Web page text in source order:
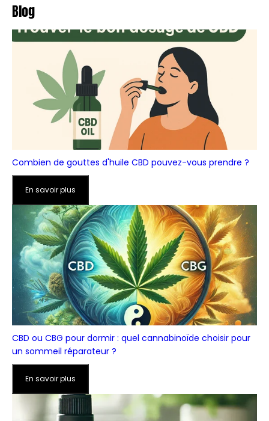
Blog
Combien de gouttes d'huile CBD pouvez-vous prendre ?
En savoir plus
CBD ou CBG pour dormir : quel cannabinoïde choisir pour
un sommeil réparateur ?
En savoir plus